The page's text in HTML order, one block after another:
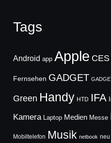
Tags
Android app Apple CES
Fernsehen GADGET
Green Handy HTD IFA
Kamera Laptop Medien Messe
Mobiltelefon Musik netbook neu